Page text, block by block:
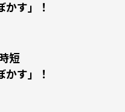
す」！
短
す」！